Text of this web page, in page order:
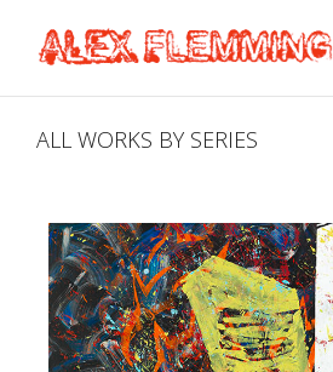
ALL WORKS BY SERIES